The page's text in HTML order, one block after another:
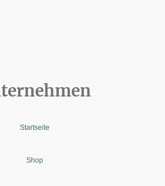
Startseite
Shop